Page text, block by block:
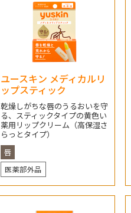
ユースキン メディカルリ
ップスティック
乾燥しがちな唇のうるおいを守
る、スティックタイプの黄色い
薬用リップクリーム（高保湿さ
らっとタイプ）
唇
医薬部外品